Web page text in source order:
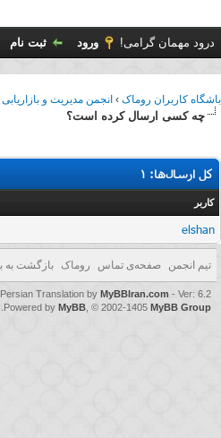
درود مهمان گرامی! ورود ثبت نام
باشگاه کاربران روماک › انجمن مدیریت و بازاریابی
چه کسی ارسال کرده است؟
کل ارسال‌ها: 1
کاربر
elshan
تیم انجمن صفحه‌ی تماس روماک بازگشت به
Persian Translation by MyBBIran.com - Ver: 6.2
Powered by MyBB , © 2002-1405 MyBB Group